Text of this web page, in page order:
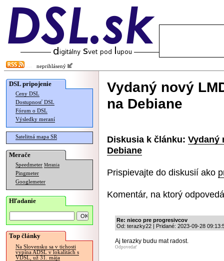
neprihlásený
DSL pripojenie
Ceny DSL
Dostupnosť DSL
Fórum o DSL
Výsledky meraní
Satelitná mapa SR
Merače
Speedmeter Merania
Pingmeter
Googlemeter
Hľadanie
Top články
Na Slovensku sa v tichosti
vypína ADSL v lokalitách s
VDSL, už 31. mája
Vydaný nový
na Debiane
Diskusia k článku: Vydaný
Debiane
Prispievajte do diskusií ako
Komentár, na ktorý
Re: nieco pre progresivcov
Od: terazky22 | Pridané: 2023-09-28
Aj terazky budu mat radost.
Odpovedať